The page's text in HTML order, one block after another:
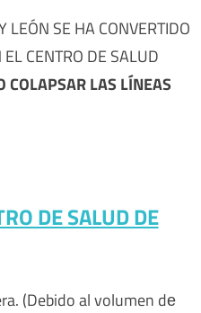
SE HA CONVERTIDO
CENTRO DE SALUD
COLAPSAR LAS LÍNEAS
DE SALUD DE
(Debido al volumen dе